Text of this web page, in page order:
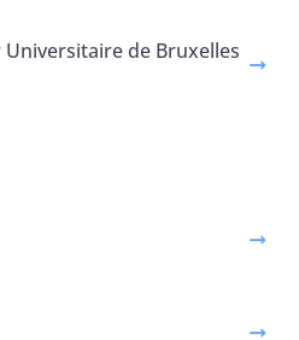
de Bruxelles